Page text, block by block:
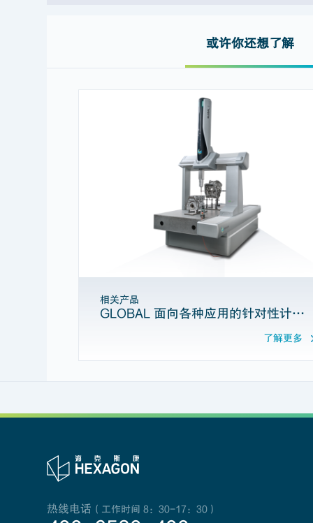
或许你还想了解
相关产品
GLOBAL 面向各种应用的针对性计量解决方案
了解更多
热线电话 （工作时间 8：30-17：30）